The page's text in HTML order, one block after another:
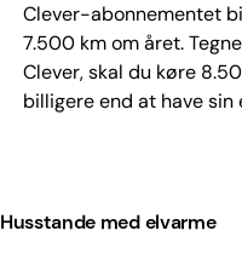
Clever-abonnementet
7.500 km om året.
Clever, skal du køre
billigere end at have sin
Husstande med elvarme